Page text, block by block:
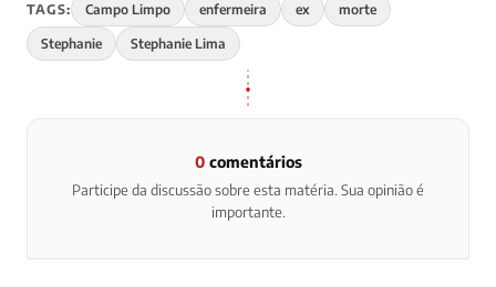
TAGS: Campo Limpo enfermeira ex morte
Stephanie Stephanie Lima
0comentários
Participe da discussão sobre esta matéria. Sua opinião é
importante.